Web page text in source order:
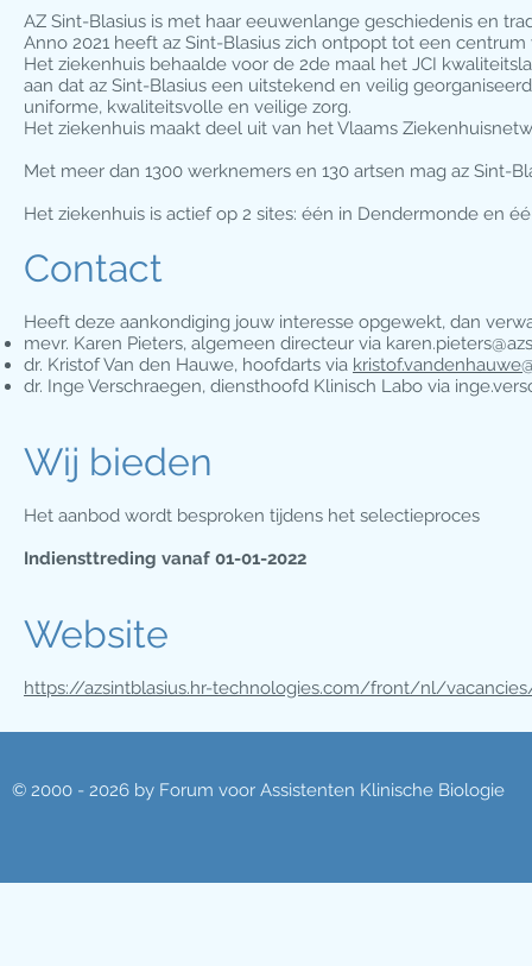
​AZ Sint-Blasius is met haar eeuwenlange geschiedenis en
Anno 2021 heeft az Sint-Blasius zich ontpopt tot een
Het ziekenhuis behaalde voor de 2de maal het JCI
aan dat az Sint-Blasius een uitstekend en veilig
uniforme, kwaliteitsvolle en veilige zorg.
Het ziekenhuis maakt deel uit van het Vlaams
Met meer dan 1300 werknemers en 130 artsen mag az
Het ziekenhuis is actief op 2 sites: één in Dendermonde en
Contact
Heeft deze aankondiging jouw interesse opgewekt, dan
mevr. Karen Pieters, algemeen directeur via
dr. Kristof Van den Hauwe, hoofdarts via
dr. Inge Verschraegen, diensthoofd Klinisch Labo via
Wij bieden
Het aanbod wordt besproken tijdens het selectieproces
Indiensttreding vanaf 01-01-2022
Website
https://azsintblasius.hr-technologies.com/front/nl/vacancies/
© 2000 - 2026 by Forum voor Assistenten Klinische Biologie